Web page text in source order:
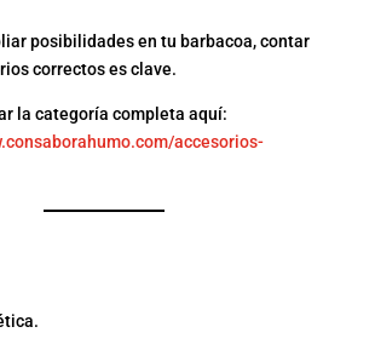
posibilidades en tu barbacoa, contar
correctos es clave.
la categoría completa aquí:
accesorios-